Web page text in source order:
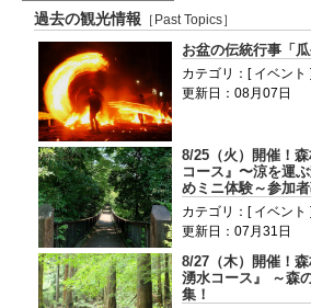
過去の観光情報 ［Past Topics］
お盆の伝統行事「
カテゴリ：[ イベント
更新日：08月07日
8/25（火）開催！
コース』〜涼を運
めミニ体験～参加者
カテゴリ：[ イベント ]
更新日：07月31日
8/27（木）開催！
湧水コース』 ～森
集！